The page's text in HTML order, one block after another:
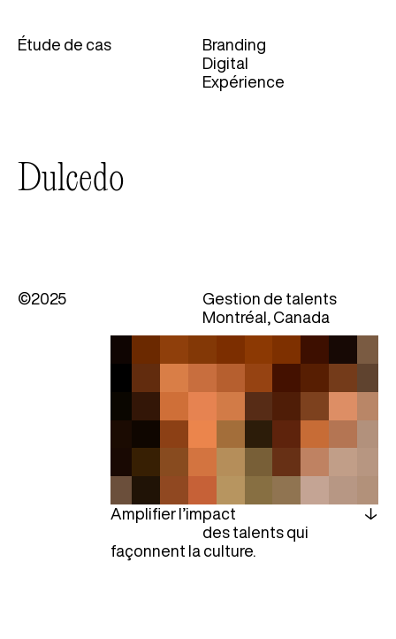
Étude de cas Catégories
Branding
Digital
Expérience
Dulcedo
©2025
Gestion de talents
Montréal, Canada
Amplifier l’impact
des talents qui
façonnent la culture.